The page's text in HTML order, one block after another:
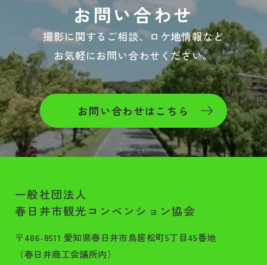
お問い合わせ
撮影に関するご相談、ロケ地情報など
お気軽にお問い合わせください。
お問い合わせはこちら
一般社団法人
春日井市観光コンベンション協会
〒486-8511 愛知県春日井市鳥居松町5丁目45番地
（春日井商工会議所内）